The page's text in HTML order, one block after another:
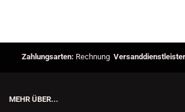
Zahlungsarten: Rechnung
MEHR ÜBER...